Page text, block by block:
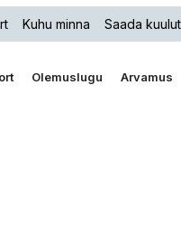
Kuhu minna Saada
Olemuslugu Arvamus